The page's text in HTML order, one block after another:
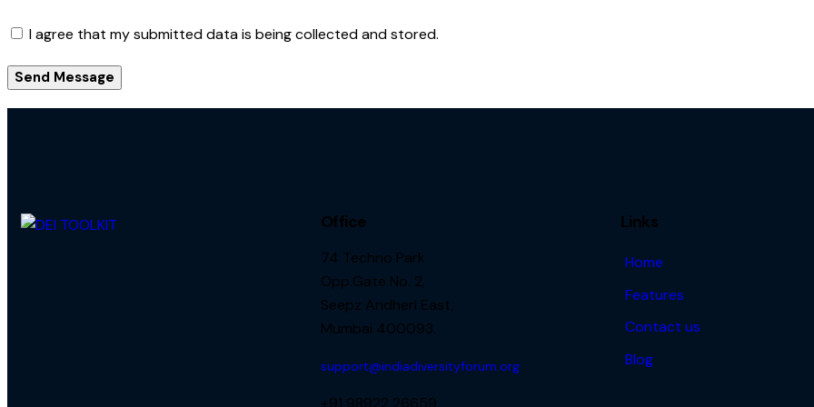
I agree that my submitted data is being collected and stored.
Send Message
Office
74 Techno Park
Opp.Gate No. 2,
Seepz Andheri East,
Mumbai 400093.
support@indiadiversityforum.org
+91 98922 26659
Links
Home
Features
Contact us
Blog